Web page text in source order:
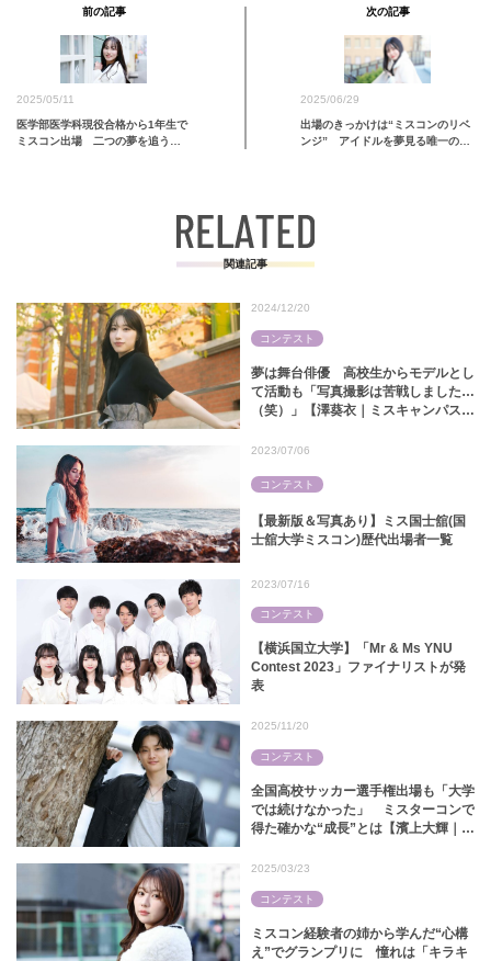
前の記事
2025/05/11
医学部医学科現役合格から1年生で
ミスコン出場 二つの夢を追う
次の記事
2025/06/29
出場のきっかけは“ミスコンのリベ
ンジ” アイドルを夢見る唯一の大
関連記事
夢は舞台俳優 高校生からモデルとし
て活動も「写真撮影は苦戦しました…
（笑）」【澤葵衣｜ミスキャンパス同
2024/12/20
コンテスト
【最新版＆写真あり】ミス国士舘(国
士舘大学ミスコン)歴代出場者一覧
2023/07/06
コンテスト
【横浜国立大学】「Mr & Ms YNU
Contest 2023」ファイナリストが発
表
2023/07/16
コンテスト
全国高校サッカー選手権出場も「大学
では続けなかった」 ミスターコンで
得た確かな“成長”とは【濱上大輝｜ミ
2025/11/20
コンテスト
ミスコン経験者の姉から学んだ“心構
え”でグランプリに 憧れは「キラキ
2025/03/23
コンテスト